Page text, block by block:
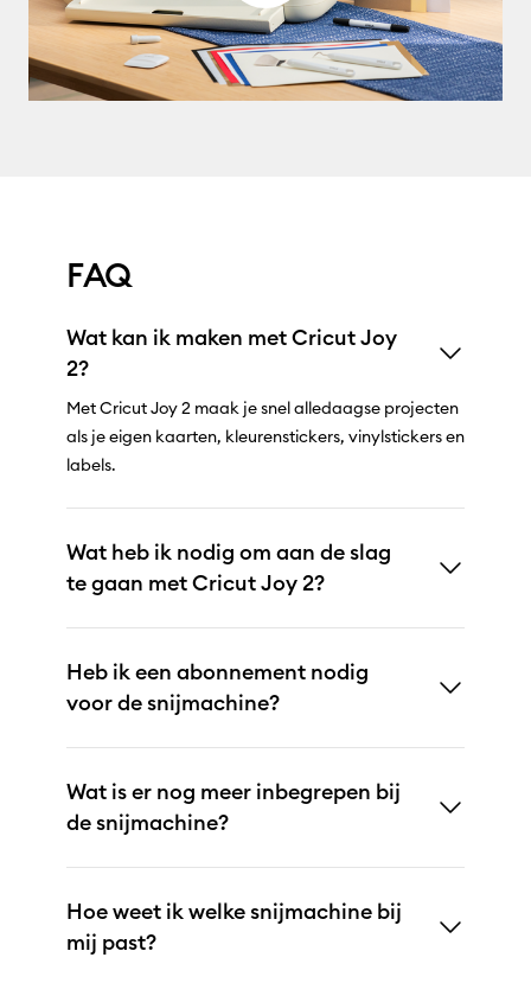
FAQ
Wat kan ik maken met Cricut Joy
2?
Met Cricut Joy 2 maak je snel alledaagse projecten
als je eigen kaarten, kleurenstickers, vinylstickers en
labels.
Wat heb ik nodig om aan de slag
te gaan met Cricut Joy 2?
Heb ik een abonnement nodig
voor de snijmachine?
Wat is er nog meer inbegrepen bij
de snijmachine?
Hoe weet ik welke snijmachine bij
mij past?